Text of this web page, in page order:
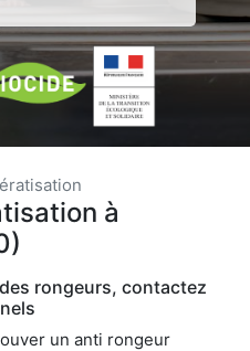
à
rongeurs, contactez
un anti rongeur